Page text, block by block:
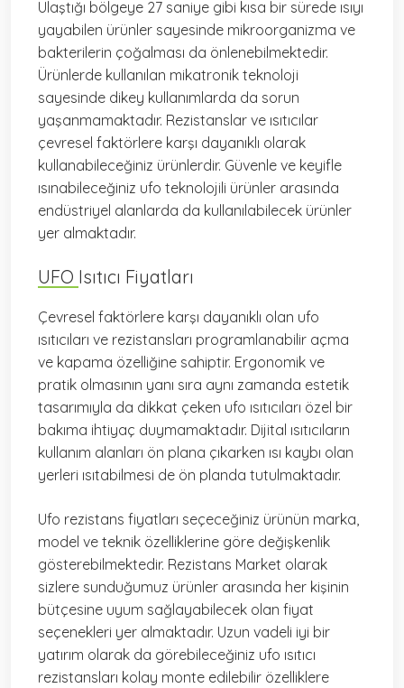
Ulaştığı bölgeye 27 saniye gibi kısa bir sürede ısıyı
yayabilen ürünler sayesinde mikroorganizma ve
bakterilerin çoğalması da önlenebilmektedir.
Ürünlerde kullanılan mikatronik teknoloji
sayesinde dikey kullanımlarda da sorun
yaşanmamaktadır. Rezistanslar ve ısıtıcılar
çevresel faktörlere karşı dayanıklı olarak
kullanabileceğiniz ürünlerdir. Güvenle ve keyifle
ısınabileceğiniz ufo teknolojili ürünler arasında
endüstriyel alanlarda da kullanılabilecek ürünler
yer almaktadır.
UFO Isıtıcı Fiyatları
Çevresel faktörlere karşı dayanıklı olan ufo
ısıtıcıları ve rezistansları programlanabilir açma
ve kapama özelliğine sahiptir. Ergonomik ve
pratik olmasının yanı sıra aynı zamanda estetik
tasarımıyla da dikkat çeken ufo ısıtıcıları özel bir
bakıma ihtiyaç duymamaktadır. Dijital ısıtıcıların
kullanım alanları ön plana çıkarken ısı kaybı olan
yerleri ısıtabilmesi de ön planda tutulmaktadır.
Ufo rezistans fiyatları seçeceğiniz ürünün marka,
model ve teknik özelliklerine göre değişkenlik
gösterebilmektedir. Rezistans Market olarak
sizlere sunduğumuz ürünler arasında her kişinin
bütçesine uyum sağlayabilecek olan fiyat
seçenekleri yer almaktadır. Uzun vadeli iyi bir
yatırım olarak da görebileceğiniz ufo ısıtıcı
rezistansları kolay monte edilebilir özelliklere